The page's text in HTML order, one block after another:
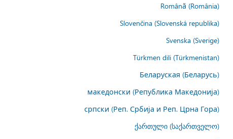
Română (România)
Slovenčina (Slovenská republika)
Svenska (Sverige)
Türkmen dili (Türkmenistan)
Беларуская (Беларусь)
македонски (Република Македонија)
српски (Реп. Србија и Реп. Црна Гора)
ქართული (საქართველო)